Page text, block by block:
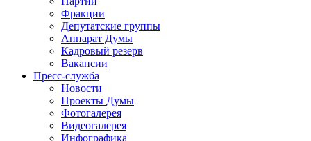
Фракции
Депутатские группы
Аппарат Думы
Кадровый резерв
Вакансии
Пресс-служба
Новости
Проекты Думы
Фотогалерея
Видеогалерея
Инфографика